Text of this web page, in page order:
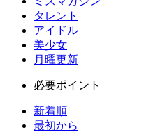
タレント
アイドル
美少女
月曜更新
必要ポイント
新着順
最初から